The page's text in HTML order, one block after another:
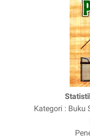
Kategori : Buku